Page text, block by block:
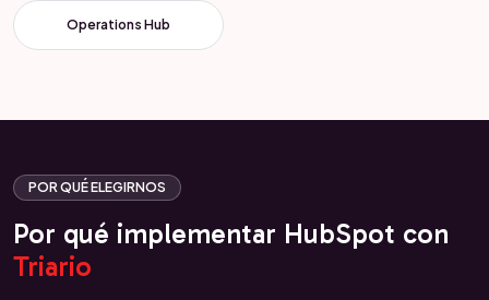
Operations Hub
POR QUÉ ELEGIRNOS
Por qué implementar HubSpot con
Triario